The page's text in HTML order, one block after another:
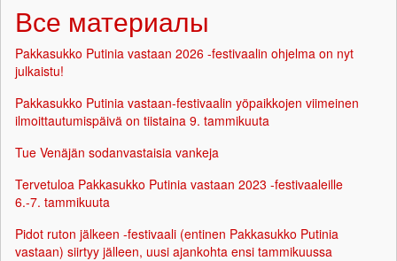
Все материалы
Pakkasukko Putinia vastaan 2026 -festivaalin ohjelma on nyt
julkaistu!
Pakkasukko Putinia vastaan-festivaalin yöpaikkojen viimeinen
ilmoittautumispäivä on tiistaina 9. tammikuuta
Tue Venäjän sodanvastaisia vankeja
Tervetuloa Pakkasukko Putinia vastaan 2023 -festivaaleille
6.-7. tammikuuta
Pidot ruton jälkeen -festivaali (entinen Pakkasukko Putinia
vastaan) siirtyy jälleen, uusi ajankohta ensi tammikuussa